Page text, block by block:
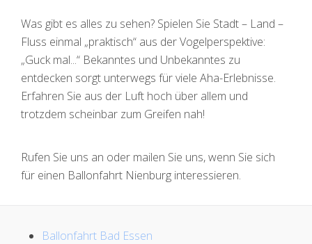
Was gibt es alles zu sehen? Spielen Sie Stadt – Land –
Fluss einmal „praktisch“ aus der Vogelperspektive:
„Guck mal...“ Bekanntes und Unbekanntes zu
entdecken sorgt unterwegs für viele Aha-Erlebnisse.
Erfahren Sie aus der Luft hoch über allem und
trotzdem scheinbar zum Greifen nah!
Rufen Sie uns an oder mailen Sie uns, wenn Sie sich
für einen Ballonfahrt Nienburg interessieren.
Ballonfahrt Bad Essen